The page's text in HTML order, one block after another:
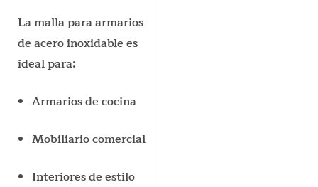
La malla para armarios
de acero inoxidable es
ideal para:
Armarios de cocina
Mobiliario comercial
Interiores de estilo